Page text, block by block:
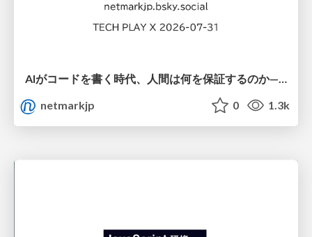
AIがコードを書く時代、人間は何を保証するのか———馬場さんと考える、開発者に求められる新しい責任と価値 - TECH PLAY
netmarkjp
0 1.3k